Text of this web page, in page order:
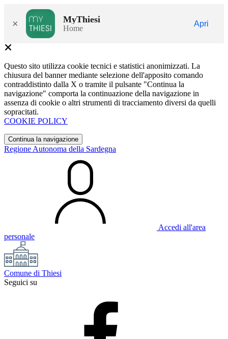
× MyThiesi
Home
Apri
Questo sito utilizza cookie tecnici e statistici anonimizzati. La
chiusura del banner mediante selezione dell'apposito comando
contraddistinto dalla X o tramite il pulsante "Continua la
navigazione" comporta la continuazione della navigazione in
assenza di cookie o altri strumenti di tracciamento diversi da quelli
sopracitati.
COOKIE POLICY
Continua la navigazione
Regione Autonoma della Sardegna
Accedi all'area
personale
Comune di Thiesi
Seguici su